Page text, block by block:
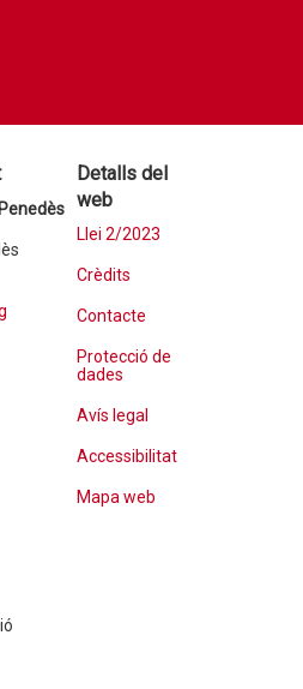
Detalls del
web
Llei 2/2023
Crèdits
Contacte
Protecció de
dades
Avís legal
Accessibilitat
Mapa web